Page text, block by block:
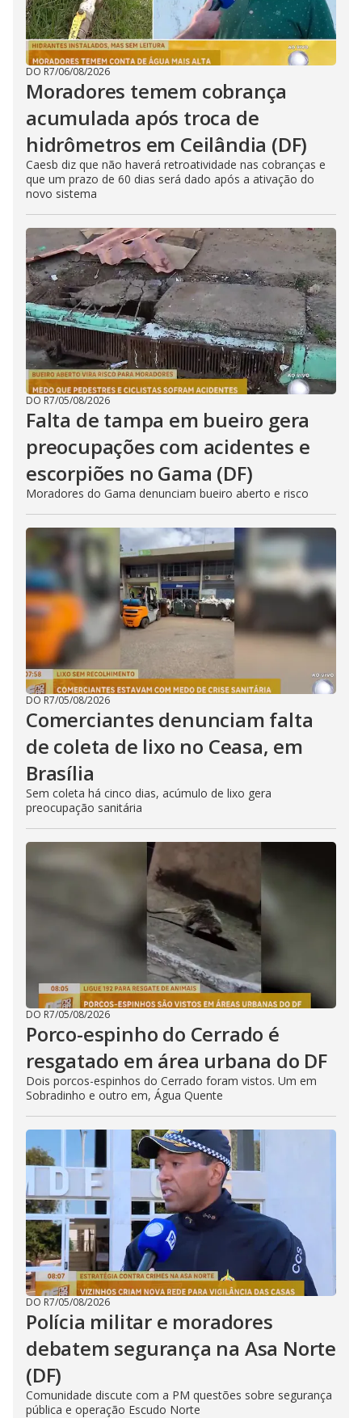
DO R7/06/08/2026
Moradores temem cobrança
acumulada após troca de
hidrômetros em Ceilândia (DF)
Caesb diz que não haverá retroatividade nas cobranças e
que um prazo de 60 dias será dado após a ativação do
novo sistema
DO R7/05/08/2026
Falta de tampa em bueiro gera
preocupações com acidentes e
escorpiões no Gama (DF)
Moradores do Gama denunciam bueiro aberto e risco
DO R7/05/08/2026
Comerciantes denunciam falta
de coleta de lixo no Ceasa, em
Brasília
Sem coleta há cinco dias, acúmulo de lixo gera
preocupação sanitária
DO R7/05/08/2026
Porco-espinho do Cerrado é
resgatado em área urbana do DF
Dois porcos-espinhos do Cerrado foram vistos. Um em
Sobradinho e outro em, Água Quente
DO R7/05/08/2026
Polícia militar e moradores
debatem segurança na Asa Norte
(DF)
Comunidade discute com a PM questões sobre segurança
pública e operação Escudo Norte